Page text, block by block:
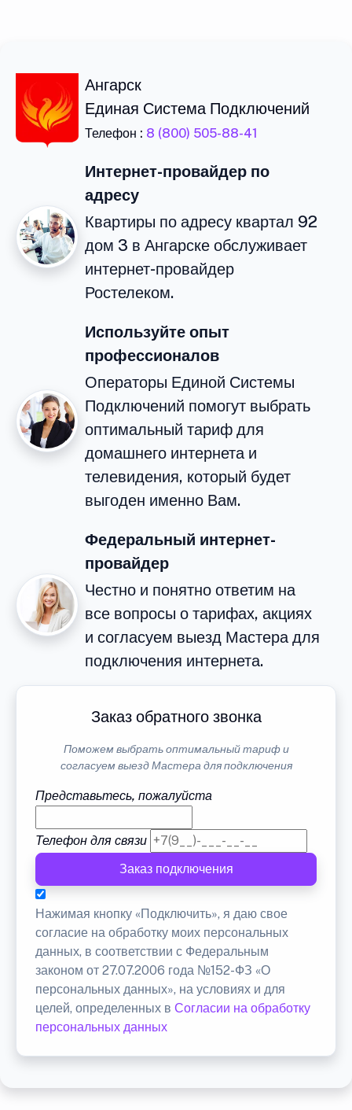
Ангарск
Единая Система Подключений
Телефон : 8 (800) 505-88-41
Интернет-провайдер по
адресу
Квартиры по адресу квартал 92
дом 3 в Ангарске обслуживает
интернет-провайдер
Ростелеком.
Используйте опыт
профессионалов
Операторы Единой Системы
Подключений помогут выбрать
оптимальный тариф для
домашнего интернета и
телевидения, который будет
выгоден именно Вам.
Федеральный интернет-
провайдер
Честно и понятно ответим на
все вопросы о тарифах, акциях
и согласуем выезд Мастера для
подключения интернета.
Заказ обратного звонка
Поможем выбрать оптимальный тариф и
согласуем выезд Мастера для подключения
Представьтесь, пожалуйста
Телефон для связи
Заказ подключения
Нажимая кнопку «Подключить», я даю свое
согласие на обработку моих персональных
данных, в соответствии с Федеральным
законом от 27.07.2006 года №152-ФЗ «О
персональных данных», на условиях и для
целей, определенных в Согласии на обработку
персональных данных